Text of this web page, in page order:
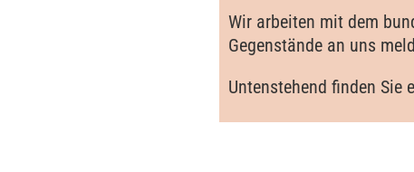
Wir arbeiten mit dem
Gegenstände an uns
Untenstehend finden Sie